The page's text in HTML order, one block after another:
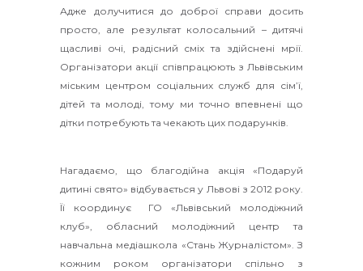
Адже долучитися до доброї справи досить
просто, але результат колосальний – дитячі
щасливі очі, радісний сміх та здійснені мрії.
Організатори акції співпрацюють з Львівським
міським центром соціальних служб для сім’ї,
дітей та молоді, тому ми точно впевнені що
дітки потребують та чекають цих подарунків.
Нагадаємо, що благодійна акція «Подаруй
дитині свято» відбувається у Львові з 2012 року.
Її координує ГО «Львівський молодіжний
клуб», обласний молодіжний центр та
навчальна медіашкола «Стань Журналістом». З
кожним роком організатори спільно з